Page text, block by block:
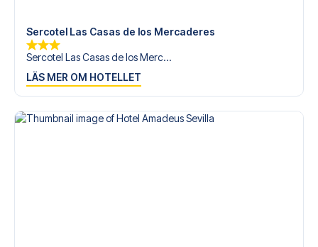
Sercotel Las Casas de los Mercaderes
Sercotel Las Casas de los Merc...
LÄS MER OM HOTELLET